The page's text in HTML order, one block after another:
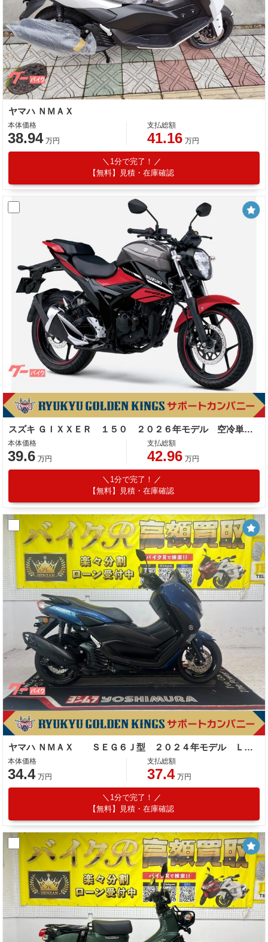
ヤマハ ＮＭＡＸ
本体価格
38.94 万円
支払総額
41.16 万円
1分で完了！
【無料】見積・在庫確認
スズキ ＧＩＸＸＥＲ １５０ ２０２６年モデル 空冷単気筒エンジン
本体価格
39.6 万円
支払総額
42.96 万円
1分で完了！
【無料】見積・在庫確認
ヤマハ ＮＭＡＸ ＳＥＧ６Ｊ型 ２０２４年モデル ＬＥＤヘッドライト センタースタンド サイドスタンド
本体価格
34.4 万円
支払総額
37.4 万円
1分で完了！
【無料】見積・在庫確認